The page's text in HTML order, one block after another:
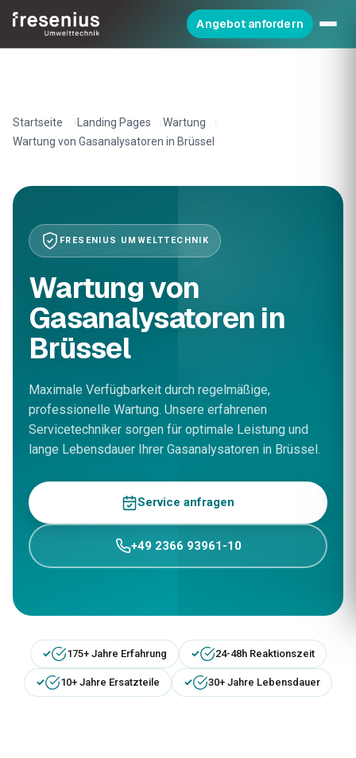
Angebot anfordern
Startseite Landing Pages
Wartung
Wartung von Gasanalysatoren in Brüssel
FRESENIUS UMWELTTECHNIK
Wartung von
Gasanalysatoren in
Brüssel
Maximale Verfügbarkeit durch regelmäßige,
professionelle Wartung. Unsere erfahrenen
Servicetechniker sorgen für optimale Leistung und
lange Lebensdauer Ihrer Gasanalysatoren in Brüssel.
Service anfragen
+49 2366 93961-10
175+ Jahre Erfahrung 24-48h Reaktionszeit
10+ Jahre Ersatzteile 30+ Jahre Lebensdauer